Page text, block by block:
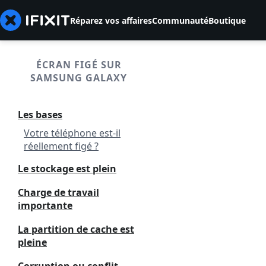
Réparez vos affairesCommunautéBoutique
ÉCRAN FIGÉ SUR
SAMSUNG GALAXY
Les bases
Votre téléphone est-il
réellement figé ?
Le stockage est plein
Charge de travail
importante
La partition de cache est
pleine